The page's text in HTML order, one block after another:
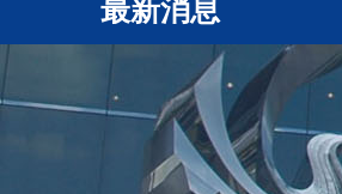
最新消息